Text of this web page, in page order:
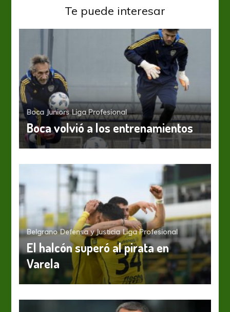
Te puede interesar
Boca Juniors Liga Profesional
Boca volvió a los entrenamientos
Belgrano Defensa y Justicia Liga Profesional
El halcón superó al pirata en
Varela